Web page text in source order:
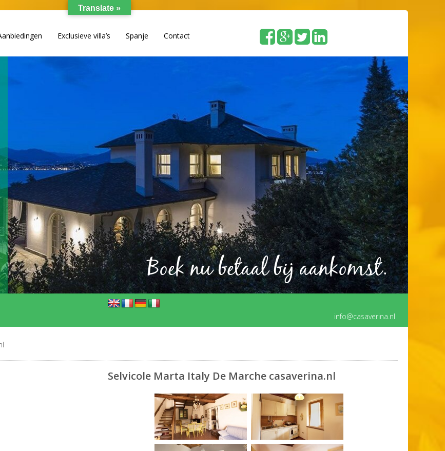
Exclusieve villa’s Spanje Contact
Boek nu betaal bij aankomst.
info@casaverina.nl
Selvicole Marta Italy De Marche casaverina.nl
Translate »